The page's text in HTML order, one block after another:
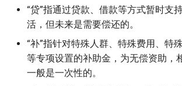
学科竞赛
竺院专题
邮件系统与礼仪
国家助学金
外设（社会）助学金
图书馆
场馆空间
组织社团
“贷”指通过贷款、借款等方式暂时支
活，但未来是需要偿还的。
“补”指针对特殊人群、特殊费用、特
等专项设置的补助金，为无偿资助，
一般是一次性的。